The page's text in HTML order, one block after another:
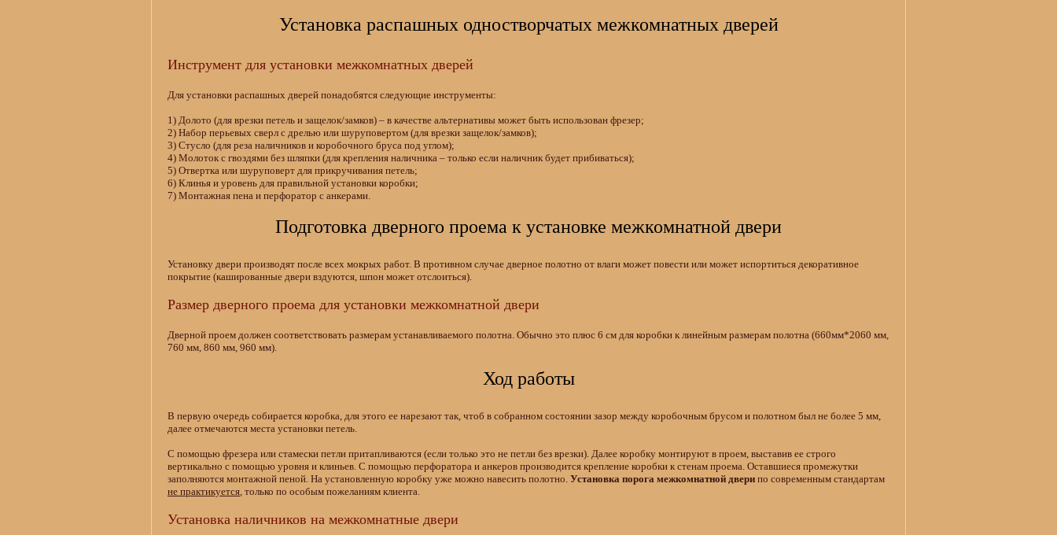
Установка распашных одностворчатых межкомнатных дверей
Инструмент для установки межкомнатных дверей
Для установки распашных дверей понадобятся следующие инструменты:
1) Долото (для врезки петель и защелок/замков) – в качестве альтернативы может быть использован фрезер;
2) Набор перьевых сверл с дрелью или шуруповертом (для врезки защелок/замков);
3) Стусло (для реза наличников и коробочного бруса под углом);
4) Молоток с гвоздями без шляпки (для крепления наличника – только если наличник будет прибиваться);
5) Отвертка или шуруповерт для прикручивания петель;
6) Клинья и уровень для правильной установки коробки;
7) Монтажная пена и перфоратор с анкерами.
Подготовка дверного проема к установке межкомнатной двери
Установку двери производят после всех мокрых работ. В противном случае дверное полотно от влаги может повести или может испортиться декоративное
покрытие (кашированные двери вздуются, шпон может отслоиться).
Размер дверного проема для установки межкомнатной двери
Дверной проем должен соответствовать размерам устанавливаемого полотна. Обычно это плюс 6 см для коробки к линейным размерам полотна (660мм*2060 мм,
760 мм, 860 мм, 960 мм).
Ход работы
В первую очередь собирается коробка, для этого ее нарезают так, чтоб в собранном состоянии зазор между коробочным брусом и полотном был не более 5 мм,
далее отмечаются места установки петель.
С помощью фрезера или стамески петли притапливаются (если только это не петли без врезки). Далее коробку монтируют в проем, выставив ее строго
вертикально с помощью уровня и клиньев. С помощью перфоратора и анкеров производится крепление коробки к стенам проема. Оставшиеся промежутки
заполняются монтажной пеной. На установленную коробку уже можно навесить полотно. Установка порога межкомнатной двери по современным стандартам
не практикуется, только по особым пожеланиям клиента.
Установка наличников на межкомнатные двери